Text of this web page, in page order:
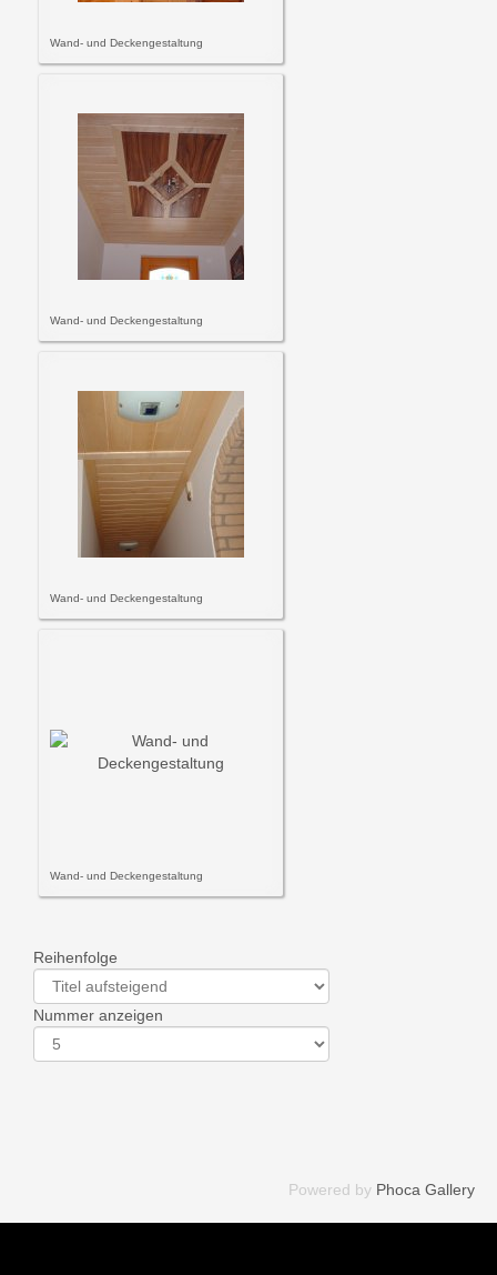
Wand- und Deckengestaltung
Wand- und Deckengestaltung
Wand- und Deckengestaltung
Wand- und Deckengestaltung
Reihenfolge
Nummer anzeigen
Powered by Phoca Gallery